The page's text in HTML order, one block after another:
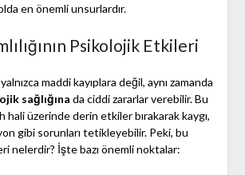
en önemli unsurlardır.
Psikolojik Etkileri
yalnızca maddi kayıplara değil, aynı zamanda
sağlığına da ciddi zararlar verebilir. Bu
hali üzerinde derin etkiler bırakarak kaygı,
gibi sorunları tetikleyebilir. Peki, bu
nelerdir? İşte bazı önemli noktalar: